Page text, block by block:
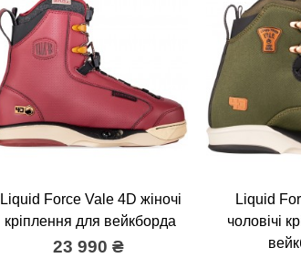
Liquid Force Vale 4D жіночі
кріплення для вейкборда
23 990 ₴
Liquid
чоловічі